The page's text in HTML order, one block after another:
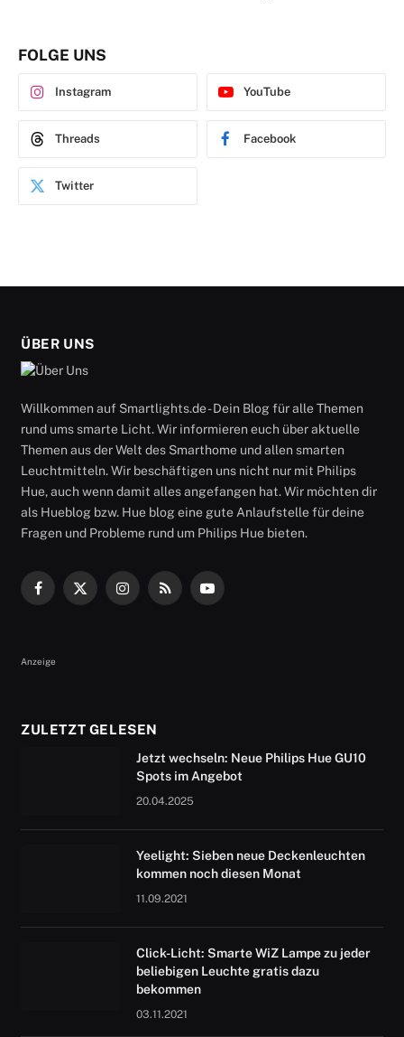
FOLGE UNS
Instagram YouTube
Threads Facebook
Twitter
ÜBER UNS
Willkommen auf Smartlights.de - Dein Blog für alle Themen
rund ums smarte Licht. Wir informieren euch über aktuelle
Themen aus der Welt des Smarthome und allen smarten
Leuchtmitteln. Wir beschäftigen uns nicht nur mit Philips
Hue, auch wenn damit alles angefangen hat. Wir möchten dir
als Hueblog bzw. Hue blog eine gute Anlaufstelle für deine
Fragen und Probleme rund um Philips Hue bieten.
Facebook
X
Instagram
RSS YouTube
Anzeige
ZULETZT GELESEN
Jetzt wechseln: Neue Philips Hue GU10
Spots im Angebot
20.04.2025
Yeelight: Sieben neue Deckenleuchten
kommen noch diesen Monat
11.09.2021
Click-Licht: Smarte WiZ Lampe zu jeder
beliebigen Leuchte gratis dazu
bekommen
03.11.2021